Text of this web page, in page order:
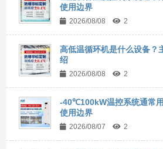
使用边界
2026/08/08 2
高低温循环机是什么设备？
绍
2026/08/08 2
-40℃100kW温控系统通常
使用边界
2026/08/07 2